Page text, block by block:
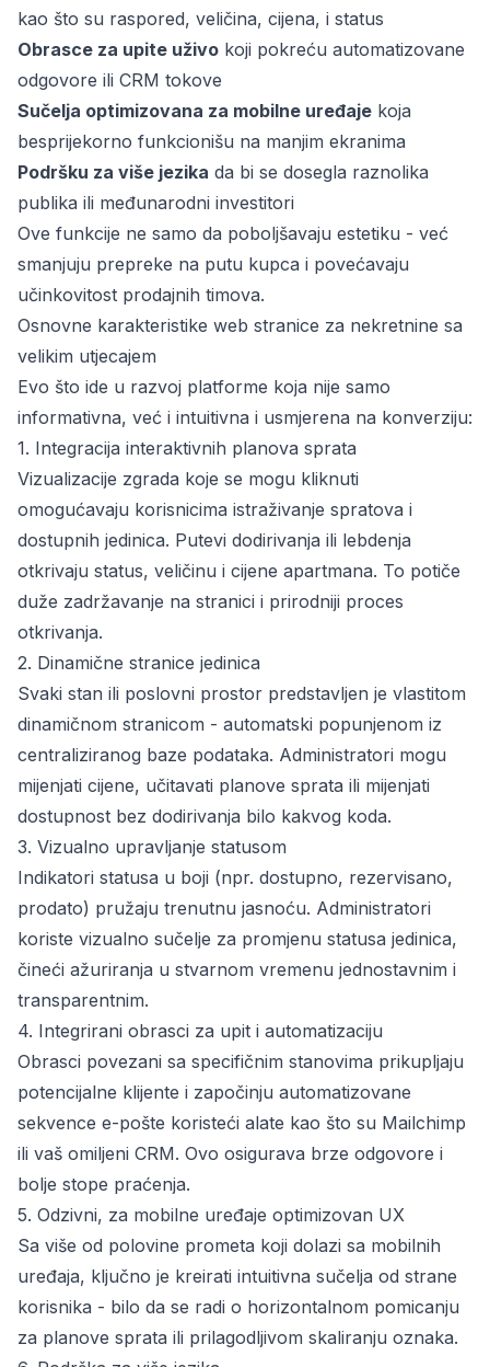
kao što su raspored, veličina, cijena, i status
Obrasce za upite uživo koji pokreću automatizovane
odgovore ili CRM tokove
Sučelja optimizovana za mobilne uređaje koja
besprijekorno funkcionišu na manjim ekranima
Podršku za više jezika da bi se dosegla raznolika
publika ili međunarodni investitori
Ove funkcije ne samo da poboljšavaju estetiku - već
smanjuju prepreke na putu kupca i povećavaju
učinkovitost prodajnih timova.
Osnovne karakteristike web stranice za nekretnine sa
velikim utjecajem
Evo što ide u razvoj platforme koja nije samo
informativna, već i intuitivna i usmjerena na konverziju:
1. Integracija interaktivnih planova sprata
Vizualizacije zgrada koje se mogu kliknuti
omogućavaju korisnicima istraživanje spratova i
dostupnih jedinica. Putevi dodirivanja ili lebdenja
otkrivaju status, veličinu i cijene apartmana. To potiče
duže zadržavanje na stranici i prirodniji proces
otkrivanja.
2. Dinamične stranice jedinica
Svaki stan ili poslovni prostor predstavljen je vlastitom
dinamičnom stranicom - automatski popunjenom iz
centraliziranog baze podataka. Administratori mogu
mijenjati cijene, učitavati planove sprata ili mijenjati
dostupnost bez dodirivanja bilo kakvog koda.
3. Vizualno upravljanje statusom
Indikatori statusa u boji (npr. dostupno, rezervisano,
prodato) pružaju trenutnu jasnoću. Administratori
koriste vizualno sučelje za promjenu statusa jedinica,
čineći ažuriranja u stvarnom vremenu jednostavnim i
transparentnim.
4. Integrirani obrasci za upit i automatizaciju
Obrasci povezani sa specifičnim stanovima prikupljaju
potencijalne klijente i započinju automatizovane
sekvence e-pošte koristeći alate kao što su Mailchimp
ili vaš omiljeni CRM. Ovo osigurava brze odgovore i
bolje stope praćenja.
5. Odzivni, za mobilne uređaje optimizovan UX
Sa više od polovine prometa koji dolazi sa mobilnih
uređaja, ključno je kreirati intuitivna sučelja od strane
korisnika - bilo da se radi o horizontalnom pomicanju
za planove sprata ili prilagodljivom skaliranju oznaka.